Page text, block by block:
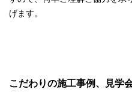
げます。
こだわりの施工事例、見学